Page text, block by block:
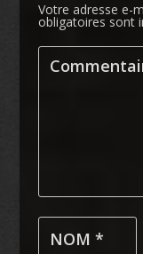
Votre adresse e-
obligatoires sont